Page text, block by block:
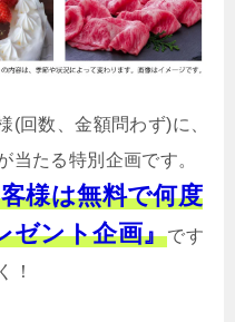
(回数、金額問わず)に、
当たる特別企画です。
様は無料で何度
ゼント企画』です
！